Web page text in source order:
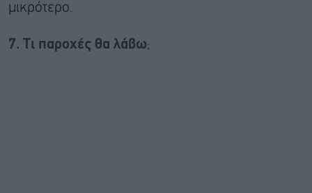
μικρότερο.
7. Τι παροχές θα λάβω;